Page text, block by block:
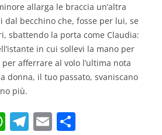
allarga le braccia un’altra
dal becchino che, fosse per lui, se
sbattendo la porta come Claudia:
in cui sollevi la mano per
per afferrare al volo l’ultima nota
donna, il tuo passato, svaniscano
più.
W T E